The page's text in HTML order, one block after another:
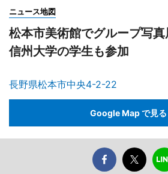
ニュース地図
松本市美術館でグループ写真
信州大学の学生も参加
長野県松本市中央4-2-22
Google Map で見る